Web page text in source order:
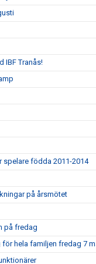
IBF Tranås!
spelare födda 2011-2014
på årsmötet
på fredag
hela familjen fredag 7